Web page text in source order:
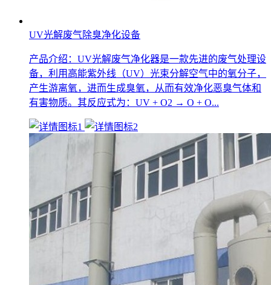
UV光解废气除臭净化设备
产品介绍：UV光解废气净化器是一款先进的废气处理设
备，利用高能紫外线（UV）光束分解空气中的氧分子，
产生游离氧，进而生成臭氧，从而有效净化恶臭气体和
有害物质。其反应式为：UV + O2 → O + O...